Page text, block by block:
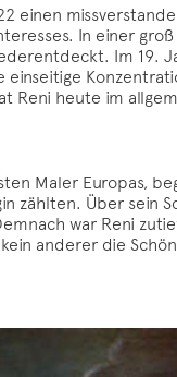
einen
In einer
Im 19.
Reni heute im
Maler Europas,
zählten. Über
war Reni
anderer die